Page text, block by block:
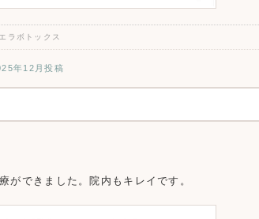
ラボトックス
年12月投稿
ができました。院内もキレイです。